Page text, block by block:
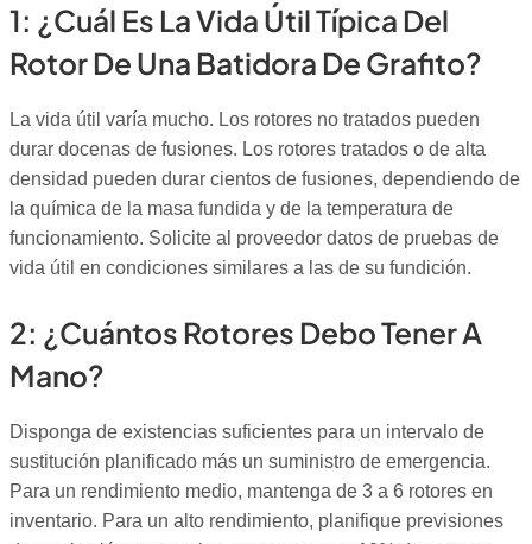
1: ¿Cuál Es La Vida Útil Típica Del
Rotor De Una Batidora De Grafito?
La vida útil varía mucho. Los rotores no tratados pueden
durar docenas de fusiones. Los rotores tratados o de alta
densidad pueden durar cientos de fusiones, dependiendo de
la química de la masa fundida y de la temperatura de
funcionamiento. Solicite al proveedor datos de pruebas de
vida útil en condiciones similares a las de su fundición.
2: ¿Cuántos Rotores Debo Tener A
Mano?
Disponga de existencias suficientes para un intervalo de
sustitución planificado más un suministro de emergencia.
Para un rendimiento medio, mantenga de 3 a 6 rotores en
inventario. Para un alto rendimiento, planifique previsiones